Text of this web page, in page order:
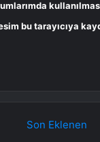
bu tarayıcıya
Son Eklenen